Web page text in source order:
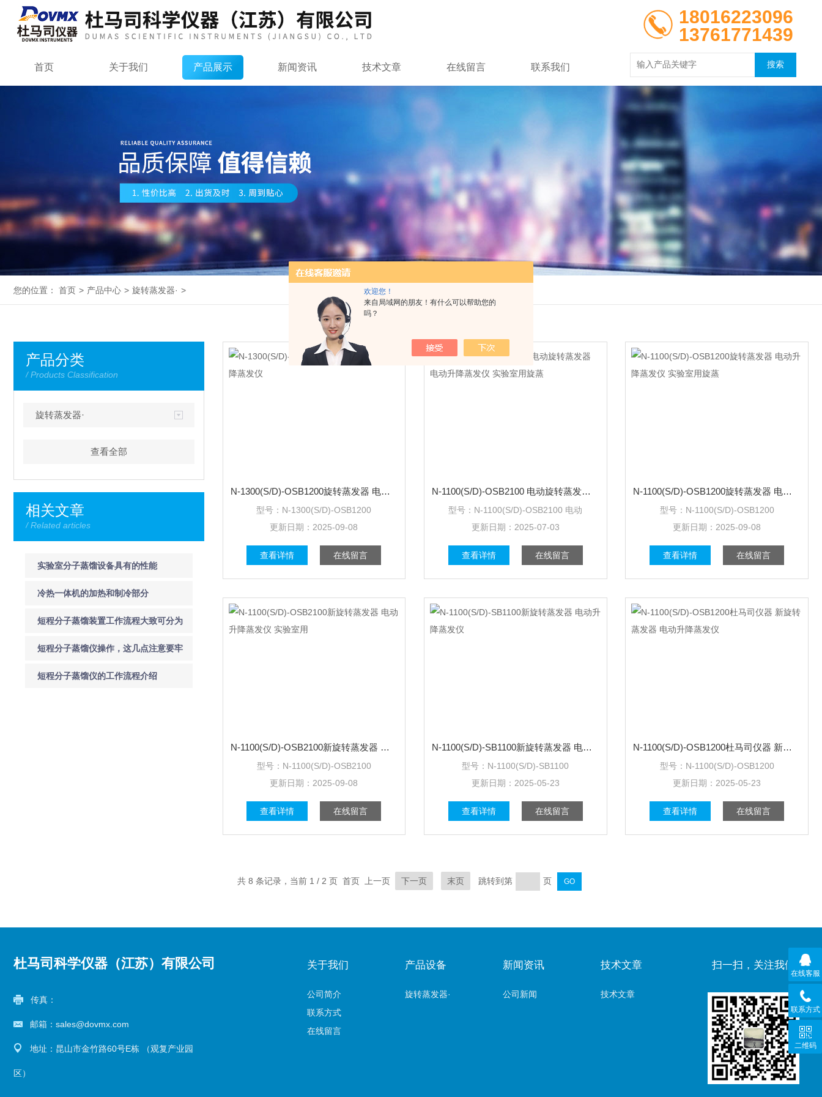
欢迎您！
来自局域网的朋友！有什么可以帮助您的
吗？
18016223096
13761771439
首页 关于我们 产品展示 新闻资讯 技术文章 在线留言 联系我们
您的位置： 首页 > 产品中心 > 旋转蒸发器· >
产品分类
/ Products Classification
旋转蒸发器·
查看全部
相关文章
/ Related articles
实验室分子蒸馏设备具有的性能
冷热一体机的加热和制冷部分
短程分子蒸馏装置工作流程大致可分为
四步
短程分子蒸馏仪操作，这几点注意要牢
记了
短程分子蒸馏仪的工作流程介绍
N-1300(S/D)-OSB1200旋转蒸发器 电动升降蒸发仪
型号： N-1300(S/D)-OSB1200
更新日期： 2025-09-08
查看详情 在线留言
N-1100(S/D)-OSB2100 电动旋转蒸发器 电动升降蒸发仪 实验室用旋蒸
型号： N-1100(S/D)-OSB2100 电动
更新日期： 2025-07-03
查看详情 在线留言
N-1100(S/D)-OSB1200旋转蒸发器 电动升降蒸发仪 实验室用旋蒸
型号： N-1100(S/D)-OSB1200
更新日期： 2025-09-08
查看详情 在线留言
N-1100(S/D)-OSB2100新旋转蒸发器 电动升降蒸发仪 实验室用
型号： N-1100(S/D)-OSB2100
更新日期： 2025-09-08
查看详情 在线留言
N-1100(S/D)-SB1100新旋转蒸发器 电动升降蒸发仪
型号： N-1100(S/D)-SB1100
更新日期： 2025-05-23
查看详情 在线留言
N-1100(S/D)-OSB1200杜马司仪器 新旋转蒸发器 电动升降蒸发仪
型号： N-1100(S/D)-OSB1200
更新日期： 2025-05-23
查看详情 在线留言
共 8 条记录，当前 1 / 2 页 首页 上一页 下一页 末页 跳转到第 页
杜马司科学仪器（江苏）有限公司
传真：
邮箱：sales@dovmx.com
地址：昆山市金竹路60号E栋 （观复产业园
区）
扫一扫，关注我们
关于我们
公司简介
联系方式
在线留言
产品设备
旋转蒸发器·
新闻资讯
公司新闻
技术文章
技术文章
在线客服
联系方式
二维码